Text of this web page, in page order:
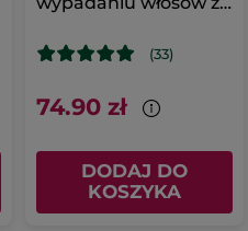
(33)
74.90 zł
DODAJ DO
KOSZYKA